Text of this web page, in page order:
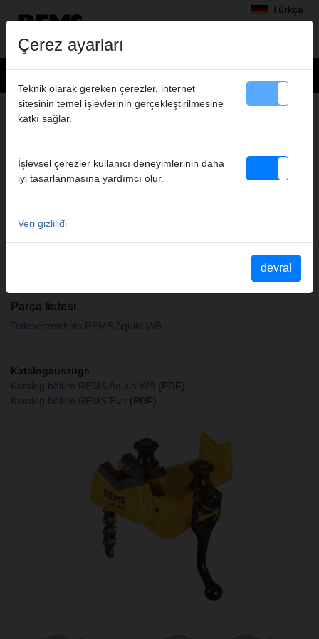
Türkçe
Ürünler>Montaj>REMS Aquila WB> REMS Aquila WB
Ürün no. 120250 R
Hochwertiger Ketten-Rohrspannstock zum Spannen von Rohren,
Vollmaterial, Dm. 10 - 165 mm, Dm. 1/8 - 6"". Grundplatte mit
Parça listesi
Teileverzeichnis REMS Aquila WB
Katalogauszüge
Katalog bölüm REMS Aquila WB (PDF)
Katalog bölüm REMS Eva (PDF)
Çerez ayarları
Teknik olarak gereken çerezler, internet
sitesinin temel işlevlerinin gerçekleştirilmesine
katkı sağlar.
İşlevsel çerezler kullanıcı deneyimlerinin daha
iyi tasarlanmasına yardımcı olur.
Veri gizliliđi
devral